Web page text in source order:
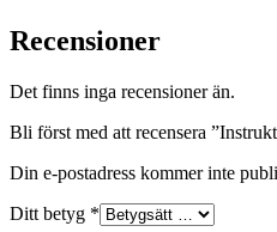
Recensioner
Det finns inga recensioner än.
Bli först med att recensera
Din e-postadress kommer inte
Ditt betyg *